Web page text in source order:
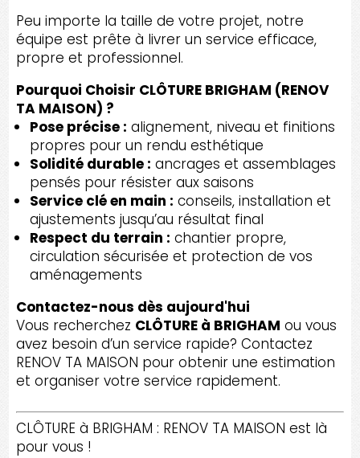
Peu importe la taille de votre projet, notre
équipe est prête à livrer un service efficace,
propre et professionnel.
Pourquoi Choisir CLÔTURE BRIGHAM (RENOV
TA MAISON) ?
Pose précise : alignement, niveau et finitions
propres pour un rendu esthétique
Solidité durable : ancrages et assemblages
pensés pour résister aux saisons
Service clé en main : conseils, installation et
ajustements jusqu’au résultat final
Respect du terrain : chantier propre,
circulation sécurisée et protection de vos
aménagements
Contactez-nous dès aujourd'hui
Vous recherchez CLÔTURE à BRIGHAM ou vous
avez besoin d’un service rapide? Contactez
RENOV TA MAISON pour obtenir une estimation
et organiser votre service rapidement.
CLÔTURE à BRIGHAM : RENOV TA MAISON est là
pour vous !